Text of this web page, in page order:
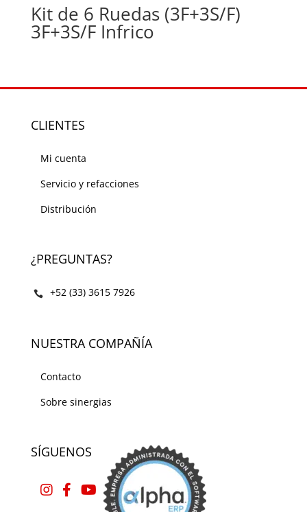
Kit de 6 Ruedas (3F+3S/F)
3F+3S/F Infrico
CLIENTES
Mi cuenta
Servicio y refacciones
Distribución
¿PREGUNTAS?
+52 (33) 3615 7926
NUESTRA COMPAÑÍA
Contacto
Sobre sinergias
SÍGUENOS